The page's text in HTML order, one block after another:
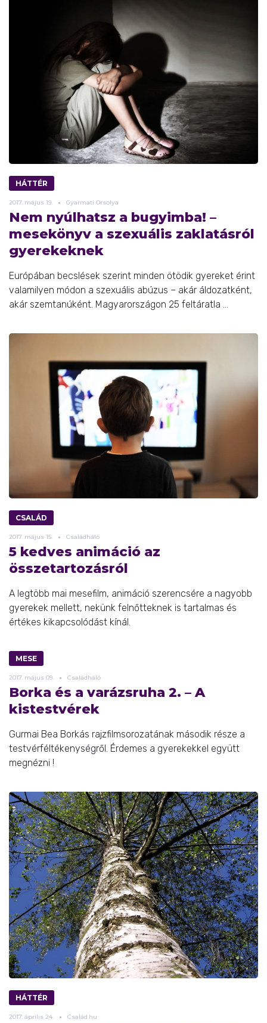
HÁTTÉR
2017. május 19. Gyarmati Orsolya
Nem nyúlhatsz a bugyimba! –
mesekönyv a szexuális zaklatásról
gyerekeknek
Európában becslések szerint minden ötödik gyereket érint
valamilyen módon a szexuális abúzus – akár áldozatként,
akár szemtanúként. Magyarországon 25 feltáratla ...
CSALÁD
2017. május 15. Családháló
5 kedves animáció az
összetartozásról
A legtöbb mai mesefilm, animáció szerencsére a nagyobb
gyerekek mellett, nekünk felnőtteknek is tartalmas és
értékes kikapcsolódást kínál.
MESE
2017. május 09. Családháló
Borka és a varázsruha 2. – A
kistestvérek
Gurmai Bea Borkás rajzfilmsorozatának második része a
testvérféltékenységről. Érdemes a gyerekekkel együtt
megnézni !
HÁTTÉR
2017. április 24. Család.hu